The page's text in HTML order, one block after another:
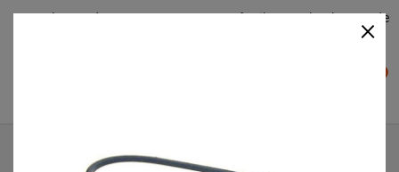
Plateaudecoupe.com : Trouver facilement le plateau de
×